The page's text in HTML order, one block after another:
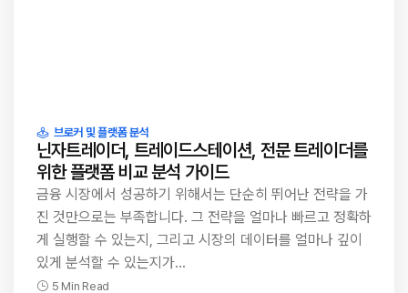
브로커 및 플랫폼 분석
닌자트레이더, 트레이드스테이션, 전문 트레이더를
위한 플랫폼 비교 분석 가이드
금융 시장에서 성공하기 위해서는 단순히 뛰어난 전략을 가
진 것만으로는 부족합니다. 그 전략을 얼마나 빠르고 정확하
게 실행할 수 있는지, 그리고 시장의 데이터를 얼마나 깊이
있게 분석할 수 있는지가…
5 Min Read